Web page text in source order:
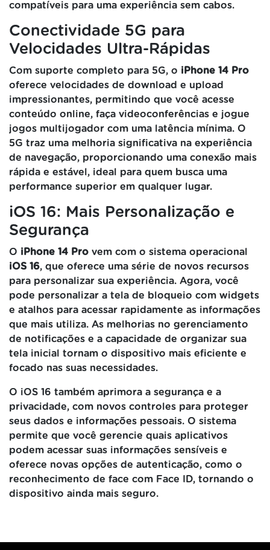
compatíveis para uma experiência sem cabos.
Conectividade 5G para
Velocidades Ultra-Rápidas
Com suporte completo para 5G, o iPhone 14 Pro
oferece velocidades de download e upload
impressionantes, permitindo que você acesse
conteúdo online, faça videoconferências e jogue
jogos multijogador com uma latência mínima. O
5G traz uma melhoria significativa na experiência
de navegação, proporcionando uma conexão mais
rápida e estável, ideal para quem busca uma
performance superior em qualquer lugar.
iOS 16: Mais Personalização e
Segurança
O iPhone 14 Pro vem com o sistema operacional
iOS 16, que oferece uma série de novos recursos
para personalizar sua experiência. Agora, você
pode personalizar a tela de bloqueio com widgets
e atalhos para acessar rapidamente as informações
que mais utiliza. As melhorias no gerenciamento
de notificações e a capacidade de organizar sua
tela inicial tornam o dispositivo mais eficiente e
focado nas suas necessidades.
O iOS 16 também aprimora a segurança e a
privacidade, com novos controles para proteger
seus dados e informações pessoais. O sistema
permite que você gerencie quais aplicativos
podem acessar suas informações sensíveis e
oferece novas opções de autenticação, como o
reconhecimento de face com Face ID, tornando o
dispositivo ainda mais seguro.